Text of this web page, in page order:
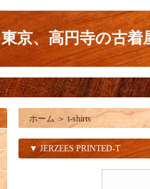
東京、高円寺の古
ホーム ＞ t-shirts
▼ JERZEES PRINTED-T